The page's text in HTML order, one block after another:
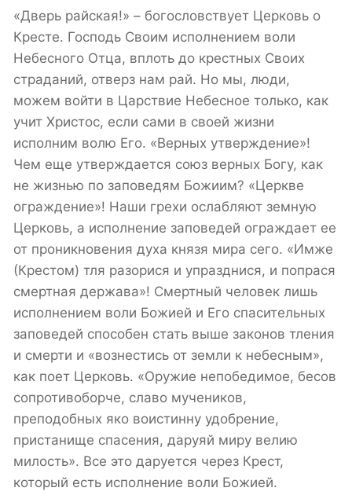
«Дверь райская!» – богословствует Церковь о
Кресте. Господь Своим исполнением воли
Небесного Отца, вплоть до крестных Своих
страданий, отверз нам рай. Но мы, люди,
можем войти в Царствие Небесное только, как
учит Христос, если сами в своей жизни
исполним волю Его. «Верных утверждение»!
Чем еще утверждается союз верных Богу, как
не жизнью по заповедям Божиим? «Церкве
ограждение»! Наши грехи ослабляют земную
Церковь, а исполнение заповедей ограждает ее
от проникновения духа князя мира сего. «Имже
(Крестом) тля разорися и упразднися, и попрася
смертная держава»! Смертный человек лишь
исполнением воли Божией и Его спасительных
заповедей способен стать выше законов тления
и смерти и «вознестись от земли к небесным»,
как поет Церковь. «Оружие непобедимое, бесов
сопротивоборче, славо мучеников,
преподобных яко воистинну удобрение,
пристанище спасения, даруяй миру велию
милость». Все это даруется через Крест,
который есть исполнение воли Божией.